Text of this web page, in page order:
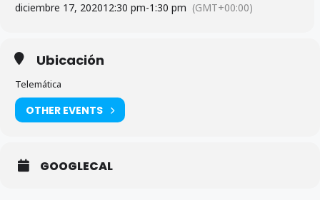
diciembre 17, 202012:30 pm-1:30 pm (GMT+00:00)
Ubicación
Telemática
OTHER EVENTS
GOOGLECAL